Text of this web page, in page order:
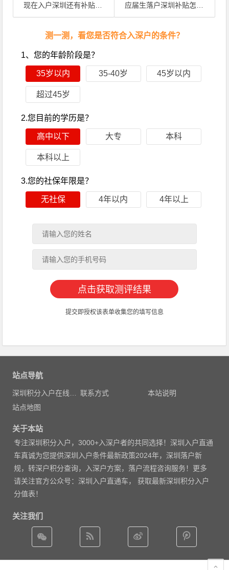
现在入户深圳还有补贴吗（深圳入户可以申请哪些补贴）
应届生落户深圳补贴怎么发放？
测一测，看您是否符合入深户的条件？
1、您的年龄阶段是？
35岁以内 35-40岁 45岁以内
超过45岁
2.您目前的学历是？
高中以下 大专 本科
本科以上
3.您的社保年限是？
无社保 4年以内 4年以上
提交即授权该表单收集您的填写信息
站点导航
联系方式
本站说明
站点地图
关于本站
专注深圳积分入户 ，3000+入深户者的共同选择！深圳入户直通
车真诚为您提供深圳入户条件最新政策2024年，深圳落户新
规，转深户积分查询，入深户方案，落户流程咨询服务！更多
请关注官方公众号：深圳入户直通车， 获取最新深圳积分入户
分值表！
关注我们